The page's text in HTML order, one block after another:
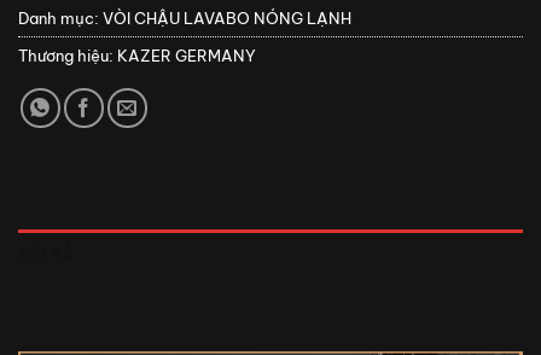
Danh mục: VÒI CHẬU LAVABO NÓNG LẠNH
Thương hiệu: KAZER GERMANY